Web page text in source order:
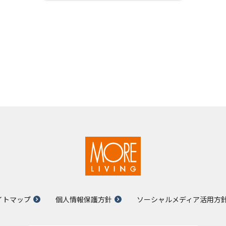
トマップ 個人情報保護方針 ソーシャルメディア活用方